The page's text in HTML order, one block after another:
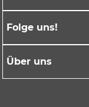
Folge uns!
Über uns